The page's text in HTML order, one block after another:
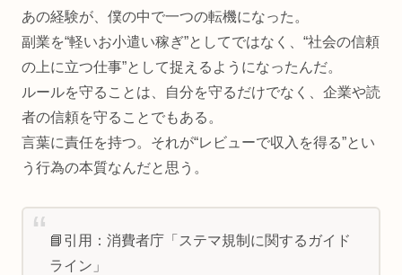
あの経験が、僕の中で一つの転機になった。
副業を“軽いお小遣い稼ぎ”としてではなく、“社会の信頼
の上に立つ仕事”として捉えるようになったんだ。
ルールを守ることは、自分を守るだけでなく、企業や読
者の信頼を守ることでもある。
言葉に責任を持つ。それが“レビューで収入を得る”とい
う行為の本質なんだと思う。
📘引用：消費者庁「ステマ規制に関するガイド
ライン」